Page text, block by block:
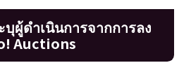
ผู้ดำเนินการจากการลง
Auctions